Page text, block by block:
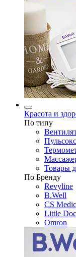
Красота и
По типу
Товары
По Бренду
Revyline
B.Well
CS
Little
Omron